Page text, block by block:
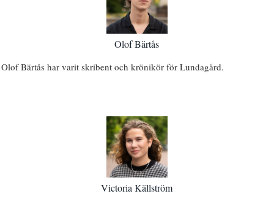
Olof Bärtås
Olof Bärtås har varit skribent och krönikör för Lundagård.
Victoria Källström